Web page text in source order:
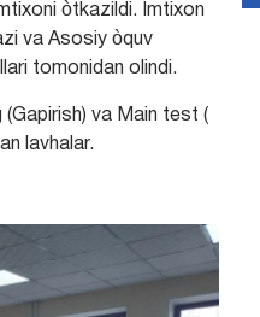
òtkazildi. Imtixon
va Asosiy òquv
tomonidan olindi.
(Gapirish) va Main test (
lavhalar.